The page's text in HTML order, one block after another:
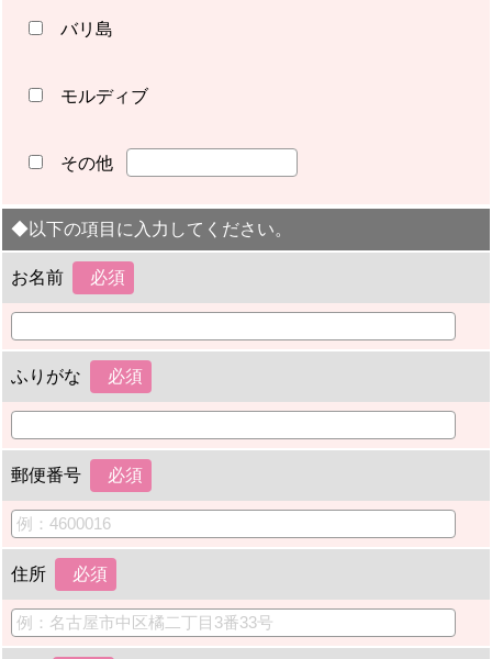
バリ島
モルディブ
その他
◆以下の項目に入力してください。
お名前
ふりがな
郵便番号
住所